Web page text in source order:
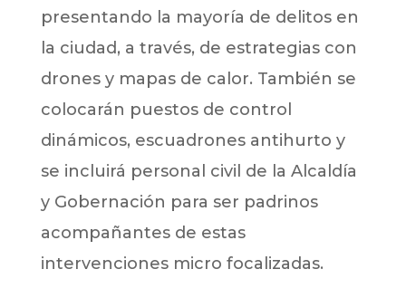
presentando la mayoría de delitos en
la ciudad, a través, de estrategias con
drones y mapas de calor. También se
colocarán puestos de control
dinámicos, escuadrones antihurto y
se incluirá personal civil de la Alcaldía
y Gobernación para ser padrinos
acompañantes de estas
intervenciones micro focalizadas.